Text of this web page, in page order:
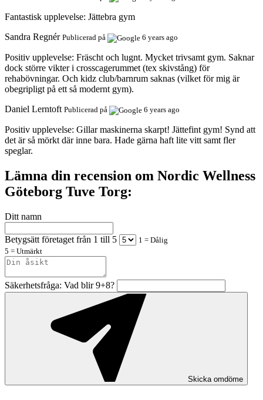
Fantastisk upplevelse: Jättebra gym
Sandra Regnér Publicerad på 6 years ago
Positiv upplevelse: Fräscht och lugnt. Mycket trivsamt gym. Saknar
dock större vikter i crosscagerummet (tex skivstång) för
rehabövningar. Och kidz club/barnrum saknas (vilket för mig är
obegripligt på ett så modernt gym).
Daniel Lerntoft Publicerad på 6 years ago
Positiv upplevelse: Gillar maskinerna skarpt! Jättefint gym! Synd att
det är så mörkt där inne bara. Hade gärna haft lite vitt samt fler
speglar.
Lämna din recension om Nordic Wellness
Göteborg Tuve Torg:
Ditt namn
Betygsätt företaget från 1 till 5
1 = Dålig
5 = Utmärkt
Säkerhetsfråga: Vad blir 9+8?
Skicka omdöme